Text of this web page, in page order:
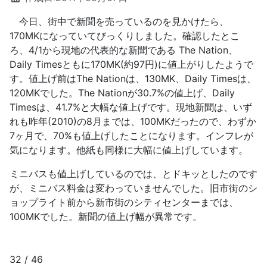
今日、街中で新聞を売っているのを見かけたら、
170MKになっていてびっくりしました。確認したとこ
ろ、4/1から現地の代表的な新聞である The Nation、
Daily Timesともに170MK(約97円)に値上がりしたようで
す。値上げ前はThe Nationは、130MK、Daily Timesは、
120MKでした。The Nationが30.7%の値上げ、Daily
Timesは、41.7%と大幅な値上げです。現地新聞は、いず
れも昨年(2010)の8月までは、100MKだったので、わずか
7ヶ月で、70%も値上げしたことになります。インフレが
気になります。他紙も同様に大幅に値上げしています。
ミニバスも値上げしているのでは、とドキッとしたのです
が、ミニバス料金は変わっていませんでした。旧市街のシ
ョップライト前から新市街のシティセンターまでは、
100MKでした。新聞の値上げ幅が異常です。
32 / 46